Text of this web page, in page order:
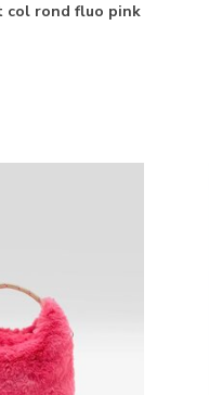
col rond fluo pink